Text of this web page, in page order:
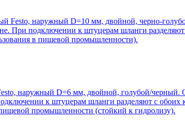
Festo, наружный D=10 мм, двойной, черно-
При подключении к штуцерам шланги
в пищевой промышленности).
наружный D=6 мм, двойной, голубой/
к штуцерам шланги разделяют с обоих
промышленности (стойкий к гидролизу).